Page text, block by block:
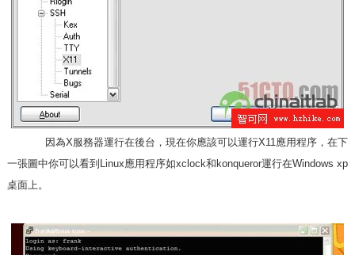
因為X服務器運行在後台，現在你應該可以運行X11應用程序，在下
一張圖中你可以看到Linux應用程序如xclock和konqueror運行在Windows xp
桌面上。